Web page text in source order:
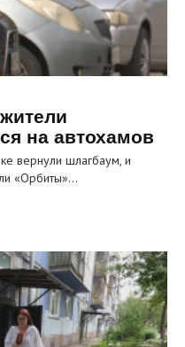
на автохамов
вернули шлагбаум, и
«Орбиты»…